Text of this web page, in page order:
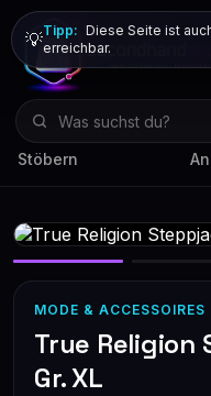
Stöbern
💡Tipp: Diese Seite ist
erreichbar.
MODE & ACCESSOIRES
True Religion
Gr. XL